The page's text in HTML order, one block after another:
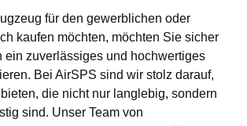
für den gewerblichen oder
kaufen möchten, möchten Sie sicher
ein zuverlässiges und hochwertiges
Bei AirSPS sind wir stolz darauf,
die nicht nur langlebig, sondern
sind. Unser Team von